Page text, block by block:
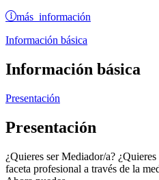
más información
Información básica
Información básica
Presentación
Presentación
¿Quieres ser Mediador/a?
faceta profesional a través de la